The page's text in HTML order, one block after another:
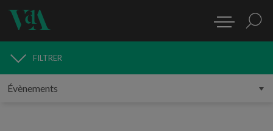
MÉDIAS
FILTRER